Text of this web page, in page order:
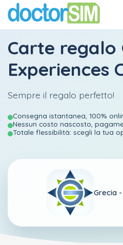
Carte regalo
Experiences
Sempre il regalo perfetto!
Consegna istantanea, 100%
Nessun costo nascosto,
Totale flessibilità: scegli la tua
Grecia -